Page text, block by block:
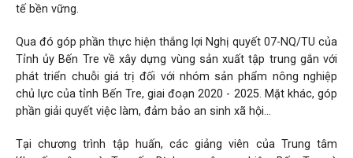
tế bền vững.
Qua đó góp phần thực hiện thắng lợi Nghị quyết 07-NQ/TU của
Tỉnh ủy Bến Tre về xây dựng vùng sản xuất tập trung gắn với
phát triển chuỗi giá trị đối với nhóm sản phẩm nông nghiệp
chủ lực của tỉnh Bến Tre, giai đoạn 2020 - 2025. Mặt khác, góp
phần giải quyết việc làm, đảm bảo an sinh xã hội...
Tại chương trình tập huấn, các giảng viên của Trung tâm